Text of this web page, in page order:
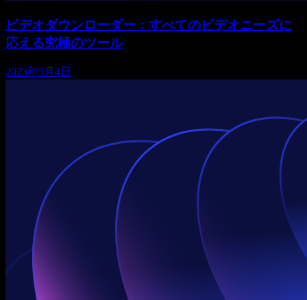
ビデオダウンローダー：すべてのビデオニーズに
応える究極のツール
2023年5月4日